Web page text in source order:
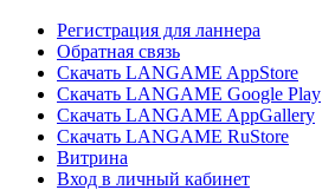
Регистрация для ланнера
Обратная связь
Скачать LANGAME AppStore
Скачать LANGAME Google Play
Скачать LANGAME AppGallery
Скачать LANGAME RuStore
Витрина
Вход в личный кабинет